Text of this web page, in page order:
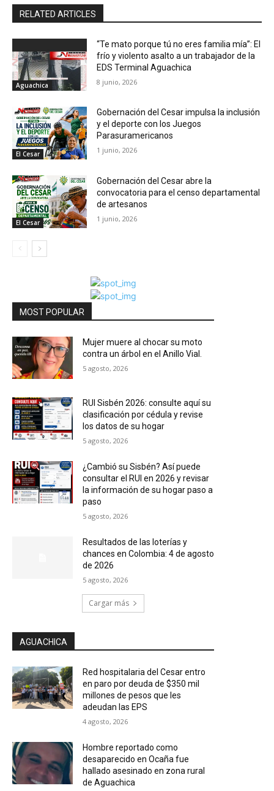
RELATED ARTICLES
Aguachica
“Te mato porque tú no eres familia mía”: El
frío y violento asalto a un trabajador de la
EDS Terminal Aguachica
8 junio, 2026
El Cesar
Gobernación del Cesar impulsa la inclusión
y el deporte con los Juegos
Parasuramericanos
1 junio, 2026
El Cesar
Gobernación del Cesar abre la
convocatoria para el censo departamental
de artesanos
1 junio, 2026
MOST POPULAR
Mujer muere al chocar su moto
contra un árbol en el Anillo Vial.
5 agosto, 2026
RUI Sisbén 2026: consulte aquí su
clasificación por cédula y revise
los datos de su hogar
5 agosto, 2026
¿Cambió su Sisbén? Así puede
consultar el RUI en 2026 y revisar
la información de su hogar paso a
paso
5 agosto, 2026
Resultados de las loterías y
chances en Colombia: 4 de agosto
de 2026
5 agosto, 2026
Cargar más
AGUACHICA
Red hospitalaria del Cesar entro
en paro por deuda de $350 mil
millones de pesos que les
adeudan las EPS
4 agosto, 2026
Hombre reportado como
desaparecido en Ocaña fue
hallado asesinado en zona rural
de Aguachica